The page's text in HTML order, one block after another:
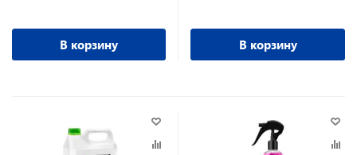
В корзину В корзину